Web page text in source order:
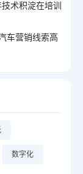
术积淀在培训
车营销线索高
数字化